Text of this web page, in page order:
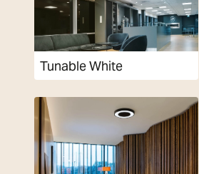
Tunable White